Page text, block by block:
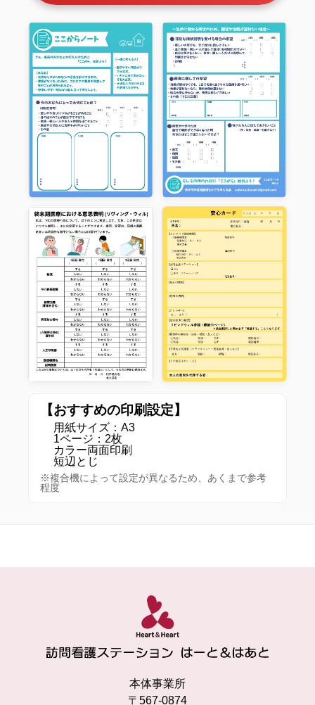
— 訪問看護ステーションはーと＆はあと
おはようございます☀
出遅れましたが、、、週末のブルーインパルスの飛
行、見れたスタッフが沢山いました✈万博記念公園に
行く人も大勢でにぎわっていました✨
スタッフが撮ってくれた写真、めっちゃ綺麗に映って
います！
利用者様で見れた方もいたみたいです✨✨
本日もよろしくお願いいたします🙏
— 訪問看護ステーションはーと＆はあと
(@houkanHandH)July 15, 2025
おはようございます☀
気付けばもう木曜日！今日も夕方から雨になるところ
があるみたいです🌧
昨日、スタッフが利用者様の自宅訪問時に沢山のお野
菜をいただいてきました🍅🥒どれも新鮮でおいしそう
😚暑い中畑仕事をされている方も多いみたいで、本当
に尊敬します🙏
本日もよろしくお願いいたします！
pic.twitter.com/BeaHyw2hTf
— 訪問看護ステーションはーと＆はあと
(@houkanHandH)July 9, 2025
【訪問中の一コマ】
利用者様が育てられたそうです！写真ではわかりづら
いですが、スタッフの伸長程の背があるそう👀
3月に種を植えてここまで育ちましたと！
夏を感じるひとときです🍉
— 訪問看護ステーションはーと＆はあと
(@houkanHandH)
と、とても喜んでくださいました☺
ご本人の趣味に貢献できたと感じた瞬間でした🖼
pic.twitter.com/B6h0lVYoq9
— 訪問看護ステーションはーと＆はあと
【第8回茨木市の在宅医療とケアを考える会】
【おすすめの印刷設定】
用紙サイズ：A3
1ページ：2枚
カラー両面印刷
短辺とじ
※複合機によって設定が異なるため、あくまで参考
程度
本体事業所
〒567-0874